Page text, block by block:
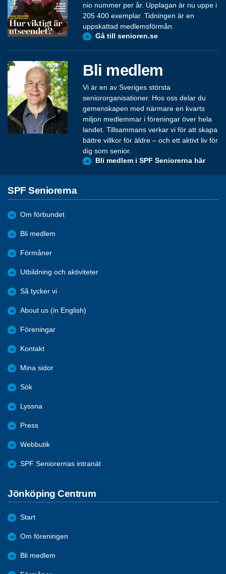
nio nummer per år. Upplagan är nu uppe i
205 400 exemplar. Tidningen är en
uppskattad medlemsförmån.
Gå till senioren.se
Bli medlem
Vi är en av Sveriges största
seniororganisationer. Hos oss delar du
gemenskapen med närmare en kvarts
miljon medlemmar i föreningar över hela
landet. Tillsammans verkar vi för att skapa
bättre villkor för äldre – och ett aktivt liv för
dig som senior.
Bli medlem i SPF Seniorerna här
SPF Seniorerna
Om förbundet
Bli medlem
Förmåner
Utbildning och aktiviteter
Så tycker vi
About us (in English)
Föreningar
Kontakt
Mina sidor
Sök
Lyssna
Press
Webbutik
SPF Seniorernas intranät
Jönköping Centrum
Start
Om föreningen
Bli medlem